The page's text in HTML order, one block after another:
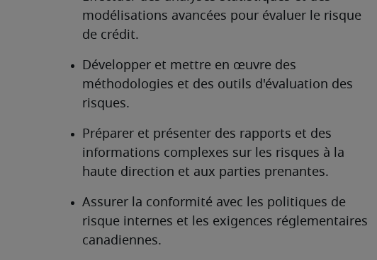
modélisations avancées pour évaluer le risque
de crédit.
Développer et mettre en œuvre des
méthodologies et des outils d'évaluation des
risques.
Préparer et présenter des rapports et des
informations complexes sur les risques à la
haute direction et aux parties prenantes.
Assurer la conformité avec les politiques de
risque internes et les exigences réglementaires
canadiennes.